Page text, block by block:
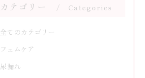
カテゴリー Categories
全てのカテゴリー
フェムケア
尿漏れ